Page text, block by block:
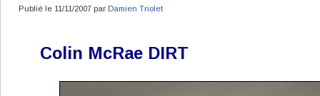
Publié le 11/11/2007 par Damien Triolet
Colin McRae DIRT